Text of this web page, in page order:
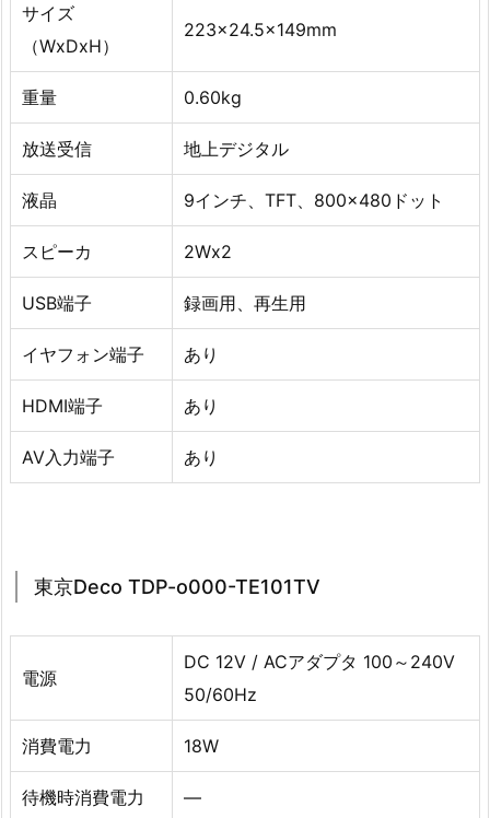
サイズ
（WxDxH）
223×24.5x149mm
重量 0.60kg
放送受信 地上デジタル
液晶 9インチ、TFT、800×480ドット
スピーカ 2Wx2
USB端子 録画用、再生用
イヤフォン端子 あり
HDMI端子 あり
AV入力端子 あり
東京Deco TDP-o000-TE101TV
電源
DC 12V / ACアダプタ 100～240V
50/60Hz
消費電力 18W
待機時消費電力 —